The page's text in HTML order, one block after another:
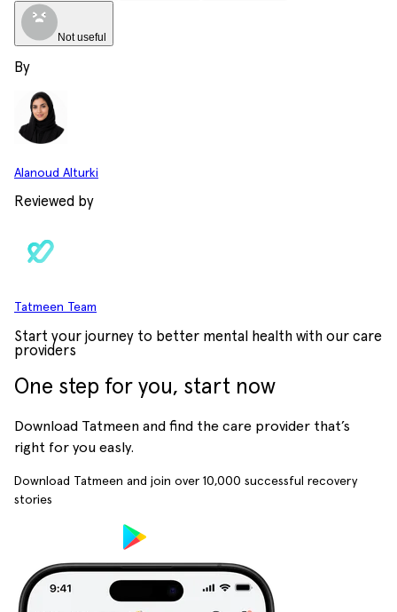
Not useful
By
Alanoud Alturki
Reviewed by
Tatmeen Team
Start your journey to better mental health with our care
providers
One step for you, start now
Download Tatmeen and find the care provider that’s
right for you easly.
Download Tatmeen and join over 10,000 successful recovery
stories